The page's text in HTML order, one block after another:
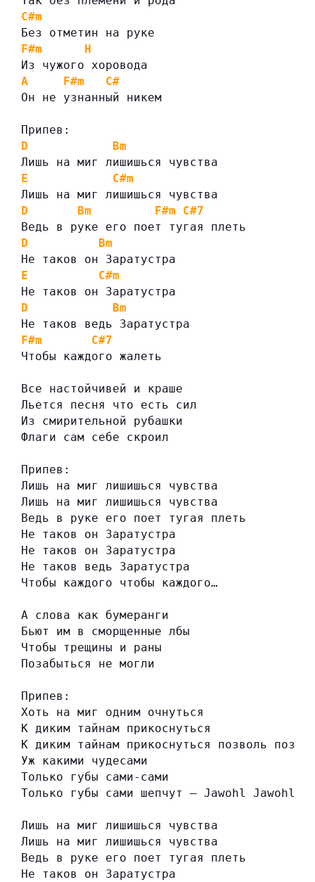
C#m
Без отметин на руке
F#m
H
Из чужого хоровода
A
F#m
C#
Он не узнанный никем
Припев:
D
Bm
Лишь на миг лишишься чувства
E
C#m
Лишь на миг лишишься чувства
D
Bm F#m
C#7
Ведь в руке его поет тугая плеть
D
Bm
Не таков он Заратустра
E
C#m
Не таков он Заратустра
D
Bm
Не таков ведь Заратустра
F#m
C#7
Чтобы каждого жалеть
Все настойчивей и краше
Льется песня что есть сил
Из смирительной рубашки
Флаги сам себе скроил
Припев:
Лишь на миг лишишься чувства
Лишь на миг лишишься чувства
Ведь в руке его поет тугая плеть
Не таков он Заратустра
Не таков он Заратустра
Не таков ведь Заратустра
Чтобы каждого чтобы каждого…
А слова как бумеранги
Бьют им в сморщенные лбы
Чтобы трещины и раны
Позабыться не могли
Припев:
Хоть на миг одним очнуться
К диким тайнам прикоснуться
К диким тайнам прикоснуться позволь
Уж какими чудесами
Только губы сами-сами
Только губы сами шепчут — Jawohl Jawohl
Лишь на миг лишишься чувства
Лишь на миг лишишься чувства
Ведь в руке его поет тугая плеть
Не таков он Заратустра